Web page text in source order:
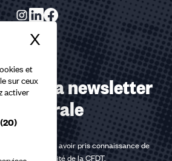
et
sur ceux
activer
(20)
X Masquer le
à la newsletter
confédérale
j'affirme avoir pris connaissance de
de confidentialité de la CFDT.